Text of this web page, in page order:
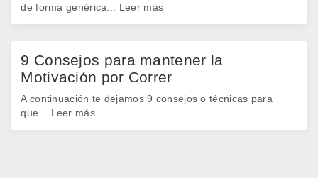
de forma genérica... Leer más
9 Consejos para mantener la
Motivación por Correr
A continuación te dejamos 9 consejos o técnicas para
que... Leer más